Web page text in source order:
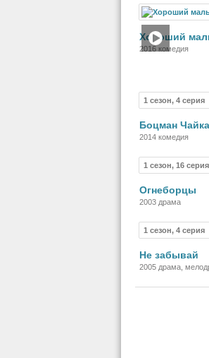
Хороший
2016 комедия
1 сезон, 4 серия
Боцман Чайка
2014 комедия
1 сезон, 16 серия
Огнеборцы
2003 драма
1 сезон, 4 серия
Не забывай
2005 драма,